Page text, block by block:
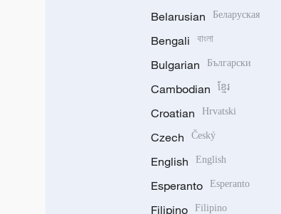
Belarusian Беларуская
Bengali বাংলা
Bulgarian Български
Cambodian ខ្មែរ
Croatian Hrvatski
Czech Český
English English
Esperanto Esperanto
Filipino Filipino